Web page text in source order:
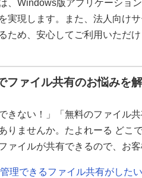
、Windows版アプリケーショ
実現します。また、法人向け
ため、安心してご利用いただ
ファイル共有のお悩みを
きない！」「無料のファイル
りませんか。たよれーる どこ
ァイルが共有できるので、お
理できるファイル共有がした